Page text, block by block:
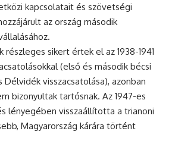
kapcsolatait és szövetségi
az ország második
sikert értek el az 1938-1941
(első és második bécsi
visszacsatolása), azonban
bizonyultak tartósnak. Az 1947-es
lényegében visszaállította a trianoni
Magyarország kárára történt